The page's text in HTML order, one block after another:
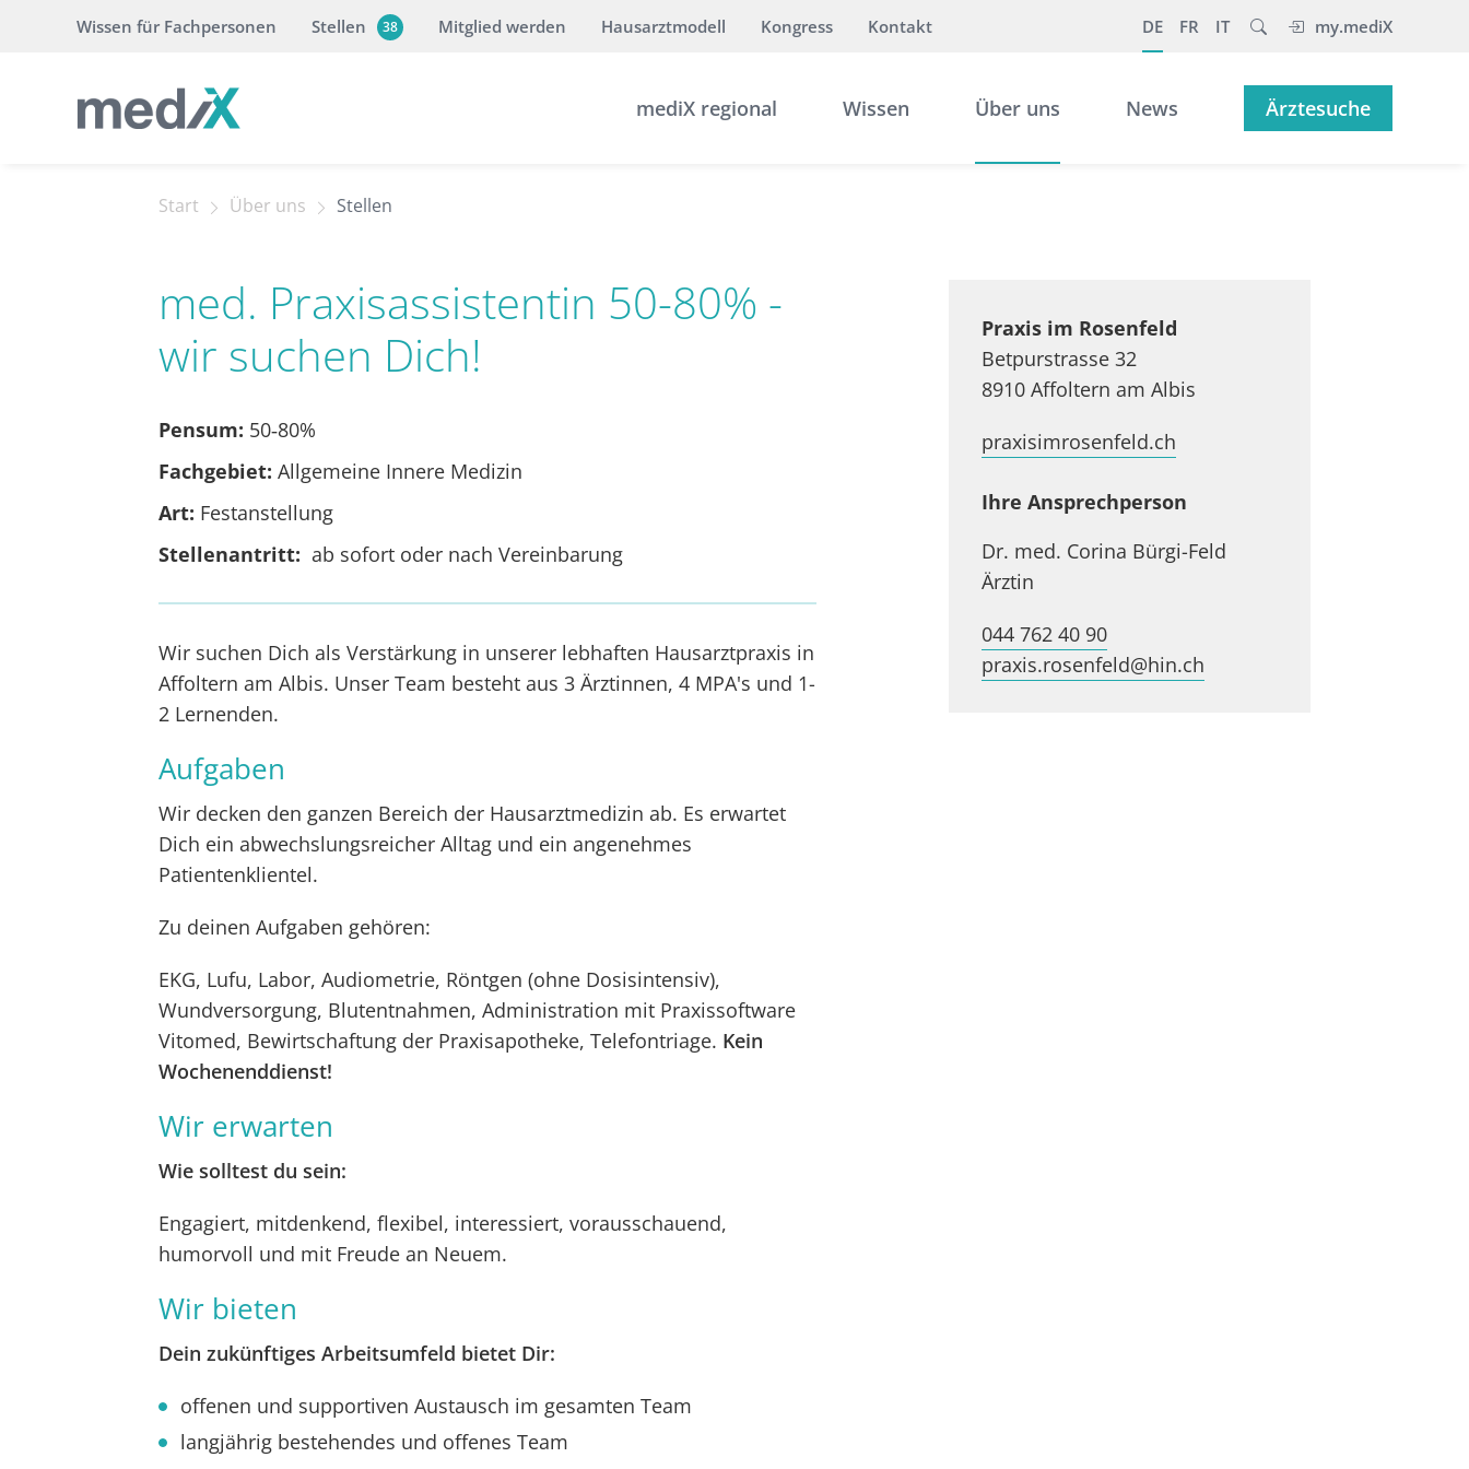
Wissen für Fachpersonen Stellen 38 Mitglied werden Hausarztmodell Kongress Kontakt DE FR IT my.mediX
mediX regional Wissen Über uns News Ärztesuche
Start Über uns Stellen
med. Praxisassistentin 50-80% -
wir suchen Dich!
Pensum: 50‐80%
Fachgebiet: Allgemeine Innere Medizin
Art: Festanstellung
Stellenantritt: ab sofort oder nach Vereinbarung
Wir suchen Dich als Verstärkung in unserer lebhaften Hausarztpraxis in
Affoltern am Albis. Unser Team besteht aus 3 Ärztinnen, 4 MPA's und 1-
2 Lernenden.
Aufgaben
Wir decken den ganzen Bereich der Hausarztmedizin ab. Es erwartet
Dich ein abwechslungsreicher Alltag und ein angenehmes
Patientenklientel.
Zu deinen Aufgaben gehören:
EKG, Lufu, Labor, Audiometrie, Röntgen (ohne Dosisintensiv),
Wundversorgung, Blutentnahmen, Administration mit Praxissoftware
Vitomed, Bewirtschaftung der Praxisapotheke, Telefontriage. Kein
Wochenenddienst!
Wir erwarten
Wie solltest du sein:
Engagiert, mitdenkend, flexibel, interessiert, vorausschauend,
humorvoll und mit Freude an Neuem.
Wir bieten
Dein zukünftiges Arbeitsumfeld bietet Dir:
offenen und supportiven Austausch im gesamten Team
langjährig bestehendes und offenes Team
Praxis im Rosenfeld
Betpurstrasse 32
8910 Affoltern am Albis
praxisimrosenfeld.ch
Ihre Ansprechperson
Dr. med. Corina Bürgi-Feld
Ärztin
044 762 40 90
praxis.rosenfeld@hin.ch